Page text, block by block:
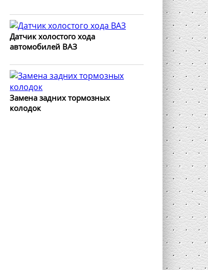
Датчик холостого хода
автомобилей ВАЗ
Замена задних тормозных
колодок